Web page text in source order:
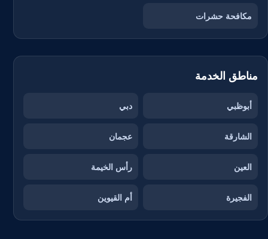
مكافحة حشرات
مناطق الخدمة
أبوظبي دبي
الشارقة عجمان
العين رأس الخيمة
الفجيرة أم القيوين